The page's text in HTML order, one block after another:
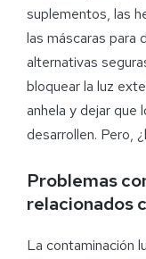
suplementos, las
las máscaras para
alternativas
bloquear la luz
anhela y dejar que
desarrollen. Pero,
Problemas
relacionados
La contaminación